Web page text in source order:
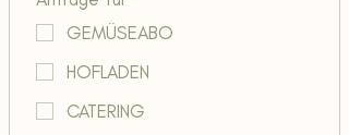
GEMÜSEABO
HOFLADEN
CATERING